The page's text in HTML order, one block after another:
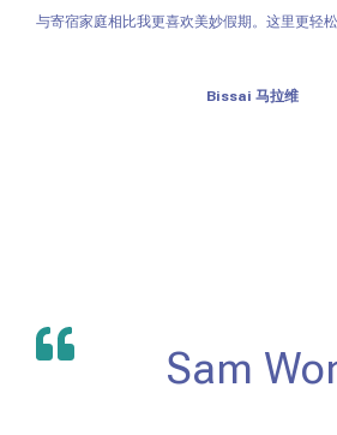
与寄宿家庭相比我更喜欢美妙假期。这里更轻
Bissai 马拉维
Sam